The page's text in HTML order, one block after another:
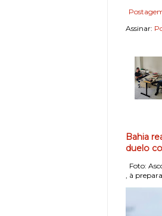
Assinar:
Bahia
duelo
Foto:
, à